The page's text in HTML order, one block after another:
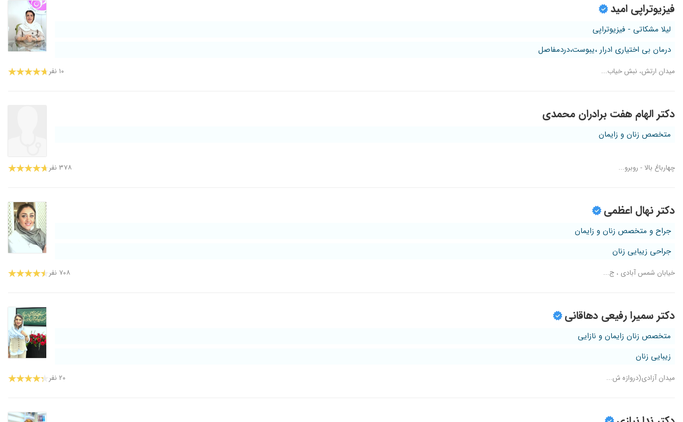
فیزیوتراپی امید
لیلا مشکاتی - فیزیوتراپی
درمان بی اختیاری ادرار ،یبوست،دردمفاصل
میدان ارتش، نبش خیاب... ۱۰ نفر
دکتر الهام هفت برادران محمدی
متخصص زنان و زایمان
چهارباغ بالا - روبرو... ۳۷۸ نفر
دکتر نهال اعظمی
جراح و متخصص زنان و زایمان
جراحی زیبایی زنان
خیابان شمس آبادی ، ج... ۷۰۸ نفر
دکتر سمیرا رفیعی دهاقانی
متخصص زنان زایمان و نازایی
زیبایی زنان
میدان آزادی(دروازه ش... ۲۰ نفر